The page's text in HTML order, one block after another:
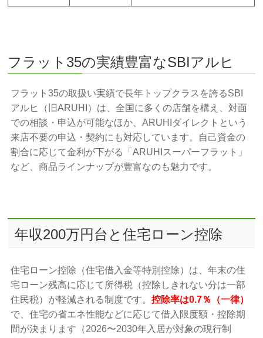
フラット35の実績豊富なSBIアルヒ
フラット35の取扱い実績で長年トップクラスを誇るSBI
アルヒ（旧ARUHI）は、全国に多くの店舗を構え、対面
での相談・申込が可能なほか、ARUHIダイレクトという
来店不要の申込・契約にも対応しています。自己資金の
割合に応じて金利が下がる「ARUHIスーパーフラット」
など、商品ラインナップが豊富なのも魅力です。
年収200万円台と住宅ローン控除
住宅ローン控除（住宅借入金等特別控除）は、年末の住
宅ローン残高に応じて所得税（控除しきれない分は一部
住民税）が軽減される制度です。控除率は0.7％（一律）
で、住宅の省エネ性能などに応じて借入限度額・控除期
間が決まります（2026〜2030年入居が対象の現行制